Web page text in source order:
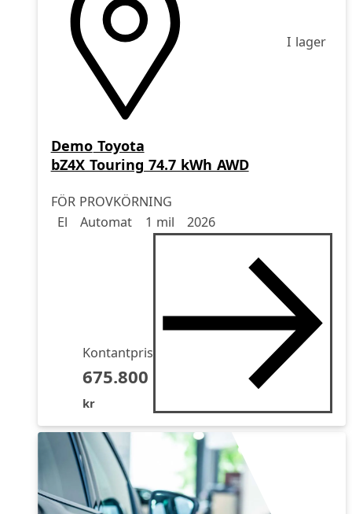
I lager
Demo Toyota
bZ4X Touring 74.7 kWh AWD
FÖR PROVKÖRNING
Drivmedel
El
Drivmedel
Automat
Miltal 1 mil
årsmodell 2026
Kontantpris
675.800
kr